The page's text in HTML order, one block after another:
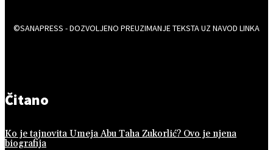
©SANAPRESS - DOZVOLJENO PREUZIMANJE TEKSTA UZ NAVOD LINKA
Čitano
Ko je tajnovita Umeja Abu Taha Zukorlić? Ovo je njena
biografija